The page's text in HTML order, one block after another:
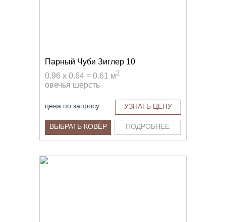
Парный Чуби Зиглер 10
0.96 x 0.64 = 0.61 м2
овечья шерсть
цена по запросу УЗНАТЬ ЦЕНУ
ВЫБРАТЬ КОВЁР ПОДРОБНЕЕ